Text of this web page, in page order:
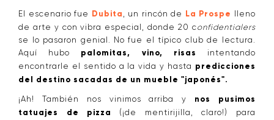
El escenario fue Dubita , un rincón de La Prospe
lleno
de arte y con vibra especial, donde 20 confidentialers
se lo pasaron genial. No fue el típico club de lectura.
Aquí hubo palomitas, vino, risas
intentando
encontrarle el sentido a la vida y hasta predicciones
del destino sacadas de un mueble "japonés".
¡Ah! También nos vinimos arriba y nos pusimos
tatuajes de pizza (¡de mentirijilla, claro!) para